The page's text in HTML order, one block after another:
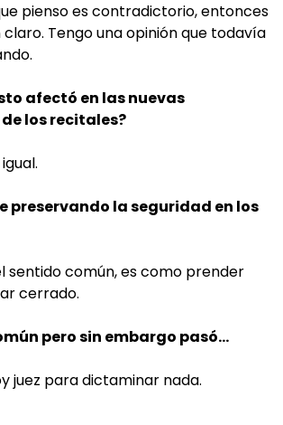
pienso es contradictorio, entonces
Tengo una opinión que todavía
afectó en las nuevas
los recitales?
preservando la seguridad en los
sentido común, es como prender
cerrado.
pero sin embargo pasó…
juez para dictaminar nada.